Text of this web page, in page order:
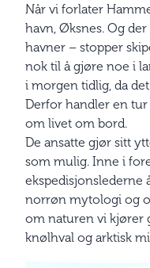
Når vi forlater
havn, Øksnes. Og
havner – stopper
nok til å gjøre noe i
i morgen tidlig, da
Derfor handler en
om livet om bord.
De ansatte gjør sitt
som mulig. Inne i
ekspedisjonslederne
norrøn mytologi og
om naturen vi kjører
knølhval og arktisk